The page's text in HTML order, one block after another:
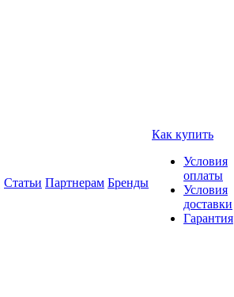
Статьи Партнерам Бренды
Как купить
Условия
оплаты
Условия
доставки
Гарантия